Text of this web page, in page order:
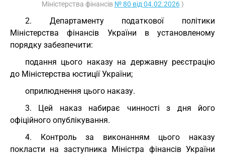
Міністерства фінансів № 80 від 04.02.2026)
2. Департаменту податкової політики
Міністерства фінансів України в установленому
порядку забезпечити:
подання цього наказу на державну реєстрацію
до Міністерства юстиції України;
оприлюднення цього наказу.
3. Цей наказ набирає чинності з дня його
офіційного опублікування.
4. Контроль за виконанням цього наказу
покласти на заступника Міністра фінансів України